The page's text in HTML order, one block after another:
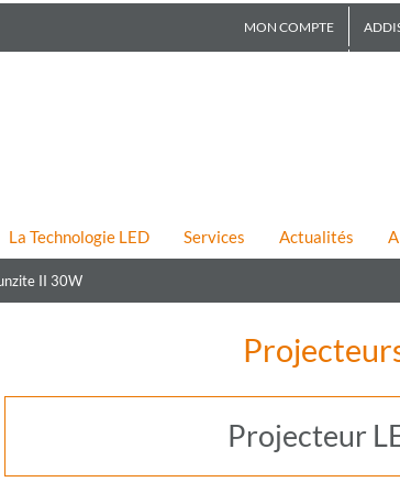
MON COMPTE
La Technologie LED Services Actualités
II 30W
Projecteur